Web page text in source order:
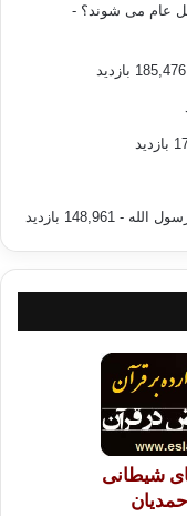
عام می شوند؟ -
الله - 148,961 بازدید
شیطانی